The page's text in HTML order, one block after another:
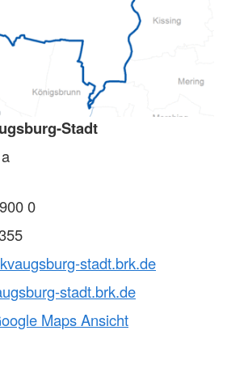
Stadt
0
stadt.brk.de
stadt.brk.de
Maps Ansicht